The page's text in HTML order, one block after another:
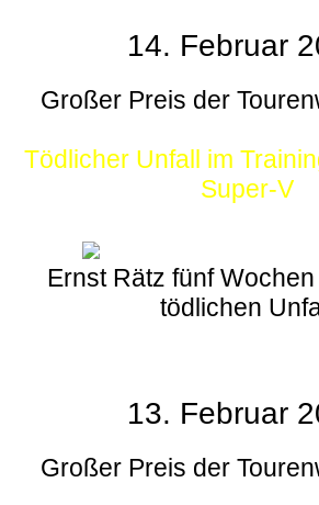
14. Februar
Großer Preis der
Tödlicher Unfall im
Super-V
Ernst Rätz fünf
tödlichen
13. Februar
Großer Preis der